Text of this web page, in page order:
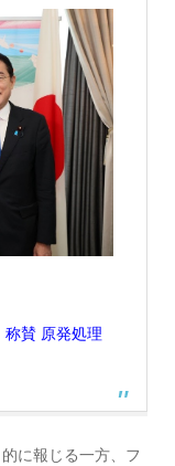
称賛 原発処理
に報じる一方、フ